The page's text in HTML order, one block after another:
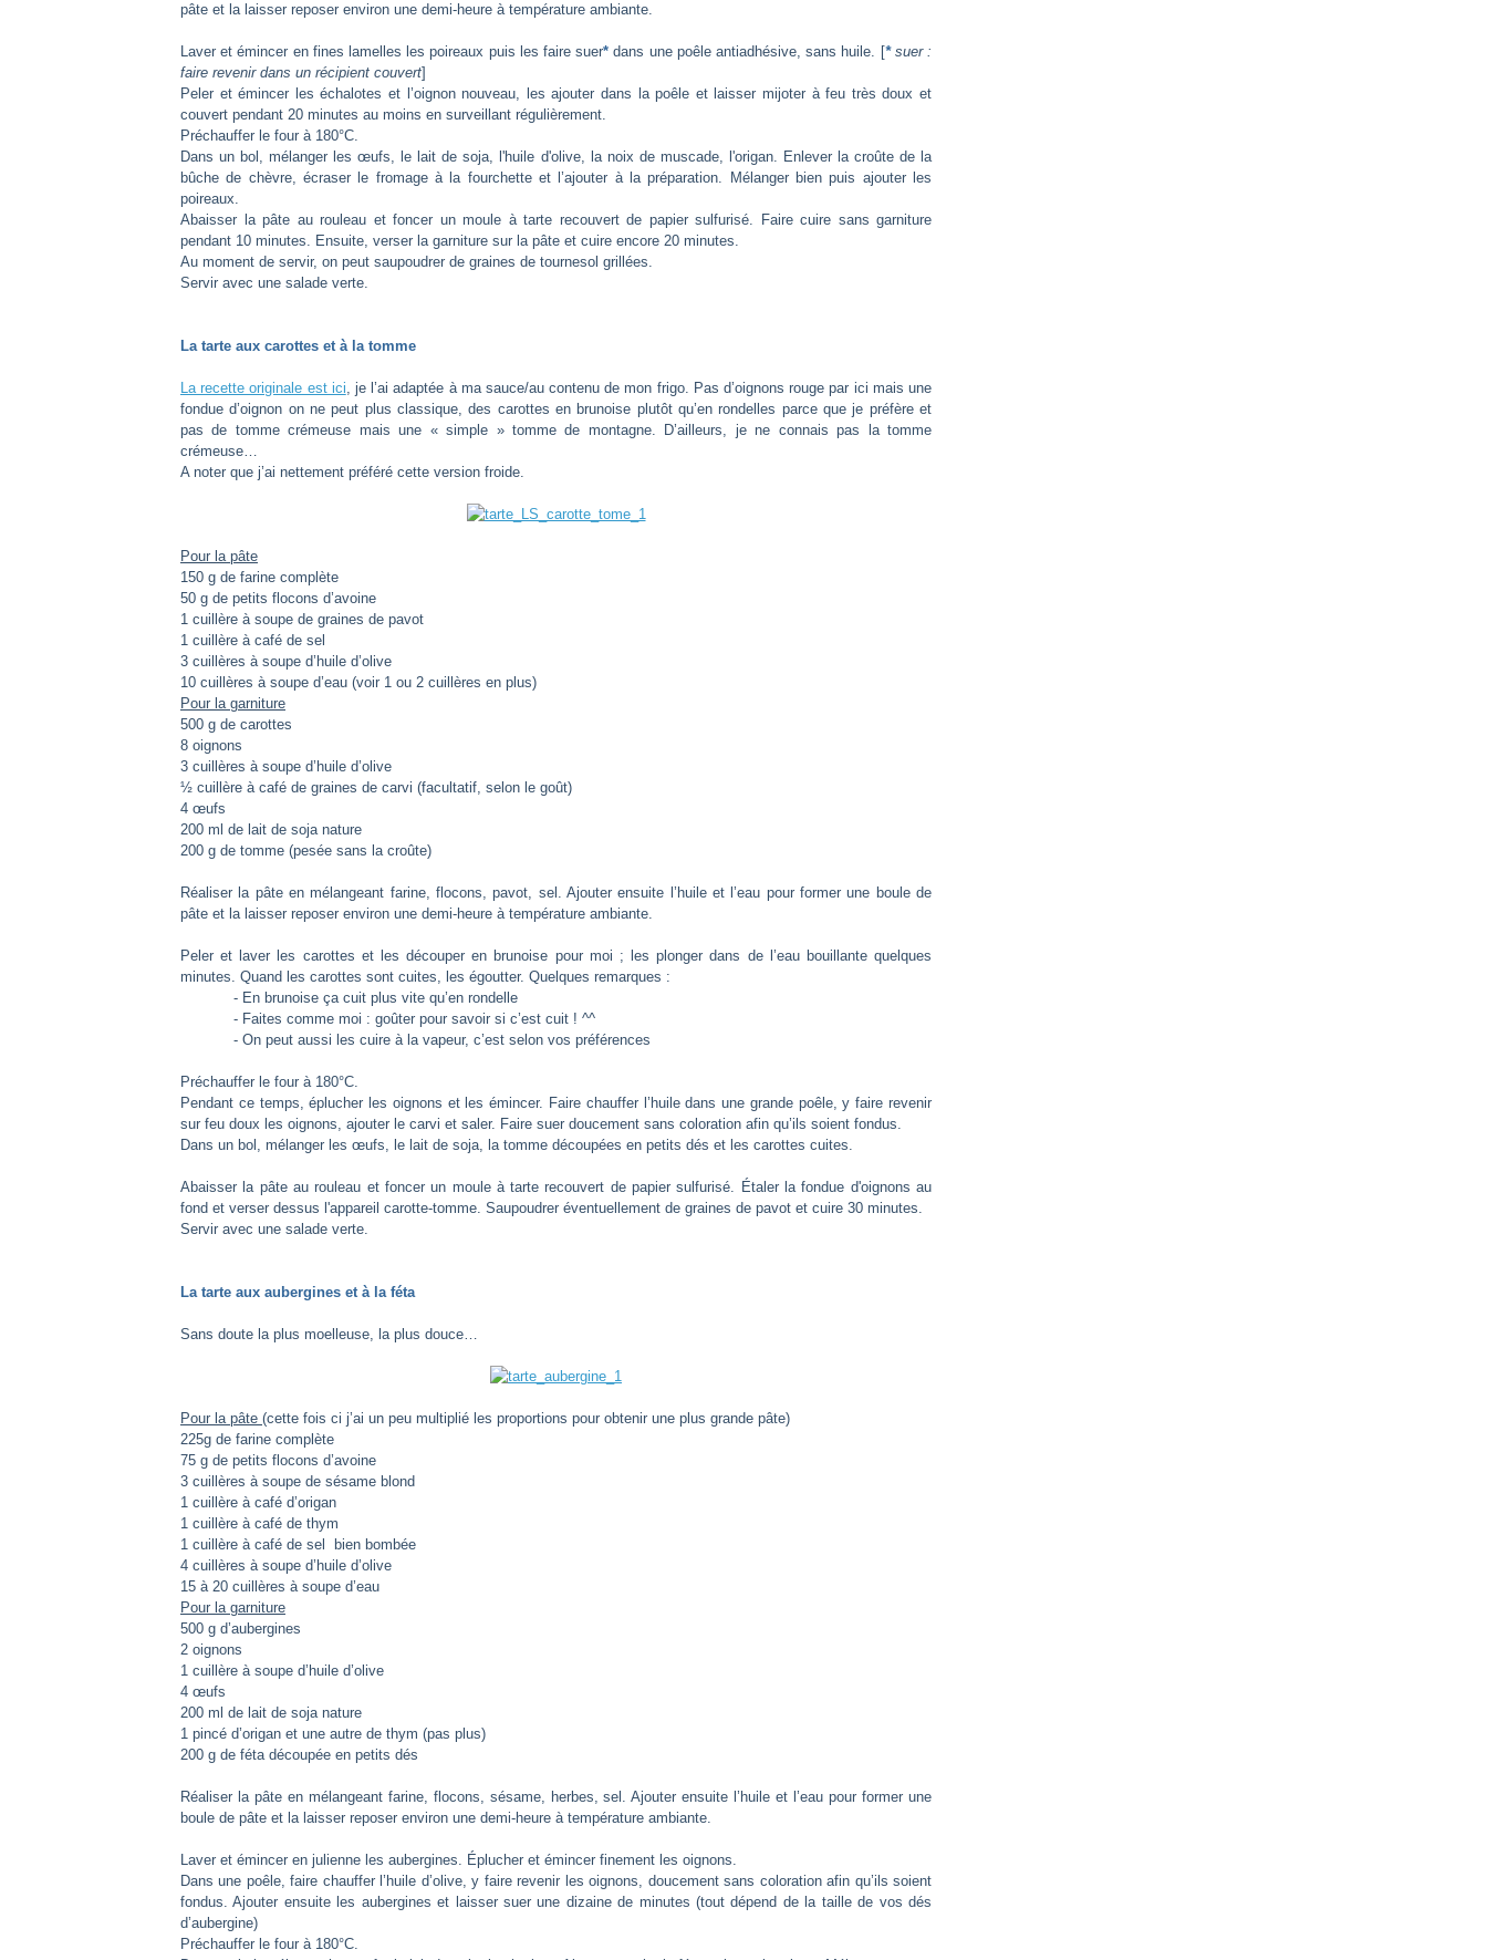
pâte et la laisser reposer environ une demi-heure à température ambiante.
Laver et émincer en fines lamelles les poireaux puis les faire suer* dans une poêle antiadhésive, sans huile. [*suer :
faire revenir dans un récipient couvert]
Peler et émincer les échalotes et l’oignon nouveau, les ajouter dans la poêle et laisser mijoter à feu très doux et
couvert pendant 20 minutes au moins en surveillant régulièrement.
Préchauffer le four à 180°C.
Dans un bol, mélanger les œufs, le lait de soja, l'huile d'olive, la noix de muscade, l'origan. Enlever la croûte de la
bûche de chèvre, écraser le fromage à la fourchette et l’ajouter à la préparation. Mélanger bien puis ajouter les
poireaux.
Abaisser la pâte au rouleau et foncer un moule à tarte recouvert de papier sulfurisé. Faire cuire sans garniture
pendant 10 minutes. Ensuite, verser la garniture sur la pâte et cuire encore 20 minutes.
Au moment de servir, on peut saupoudrer de graines de tournesol grillées.
Servir avec une salade verte.
La tarte aux carottes et à la tomme
La recette originale est ici, je l’ai adaptée à ma sauce/au contenu de mon frigo. Pas d’oignons rouge par ici mais une
fondue d’oignon on ne peut plus classique, des carottes en brunoise plutôt qu’en rondelles parce que je préfère et
pas de tomme crémeuse mais une « simple » tomme de montagne. D’ailleurs, je ne connais pas la tomme
crémeuse…
A noter que j’ai nettement préféré cette version froide.
Pour la pâte
150 g de farine complète
50 g de petits flocons d’avoine
1 cuillère à soupe de graines de pavot
1 cuillère à café de sel
3 cuillères à soupe d’huile d’olive
10 cuillères à soupe d’eau (voir 1 ou 2 cuillères en plus)
Pour la garniture
500 g de carottes
8 oignons
3 cuillères à soupe d’huile d’olive
½ cuillère à café de graines de carvi (facultatif, selon le goût)
4 œufs
200 ml de lait de soja nature
200 g de tomme (pesée sans la croûte)
Réaliser la pâte en mélangeant farine, flocons, pavot, sel. Ajouter ensuite l’huile et l’eau pour former une boule de
pâte et la laisser reposer environ une demi-heure à température ambiante.
Peler et laver les carottes et les découper en brunoise pour moi ; les plonger dans de l’eau bouillante quelques
minutes. Quand les carottes sont cuites, les égoutter. Quelques remarques :
- En brunoise ça cuit plus vite qu’en rondelle
- Faites comme moi : goûter pour savoir si c’est cuit ! ^^
- On peut aussi les cuire à la vapeur, c’est selon vos préférences
Préchauffer le four à 180°C.
Pendant ce temps, éplucher les oignons et les émincer. Faire chauffer l’huile dans une grande poêle, y faire revenir
sur feu doux les oignons, ajouter le carvi et saler. Faire suer doucement sans coloration afin qu’ils soient fondus.
Dans un bol, mélanger les œufs, le lait de soja, la tomme découpées en petits dés et les carottes cuites.
Abaisser la pâte au rouleau et foncer un moule à tarte recouvert de papier sulfurisé. Étaler la fondue d'oignons au
fond et verser dessus l'appareil carotte-tomme. Saupoudrer éventuellement de graines de pavot et cuire 30 minutes.
Servir avec une salade verte.
La tarte aux aubergines et à la féta
Sans doute la plus moelleuse, la plus douce…
Pour la pâte (cette fois ci j’ai un peu multiplié les proportions pour obtenir une plus grande pâte)
225g de farine complète
75 g de petits flocons d’avoine
3 cuillères à soupe de sésame blond
1 cuillère à café d’origan
1 cuillère à café de thym
1 cuillère à café de sel bien bombée
4 cuillères à soupe d’huile d’olive
15 à 20 cuillères à soupe d’eau
Pour la garniture
500 g d’aubergines
2 oignons
1 cuillère à soupe d’huile d’olive
4 œufs
200 ml de lait de soja nature
1 pincé d’origan et une autre de thym (pas plus)
200 g de féta découpée en petits dés
Réaliser la pâte en mélangeant farine, flocons, sésame, herbes, sel. Ajouter ensuite l’huile et l’eau pour former une
boule de pâte et la laisser reposer environ une demi-heure à température ambiante.
Laver et émincer en julienne les aubergines. Éplucher et émincer finement les oignons.
Dans une poêle, faire chauffer l’huile d’olive, y faire revenir les oignons, doucement sans coloration afin qu’ils soient
fondus. Ajouter ensuite les aubergines et laisser suer une dizaine de minutes (tout dépend de la taille de vos dés
d’aubergine)
Préchauffer le four à 180°C.